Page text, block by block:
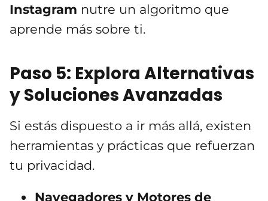
Instagram nutre un algoritmo que
aprende más sobre ti.
Paso 5: Explora Alternativas
y Soluciones Avanzadas
Si estás dispuesto a ir más allá, existen
herramientas y prácticas que refuerzan
tu privacidad.
Navegadores y Motores de